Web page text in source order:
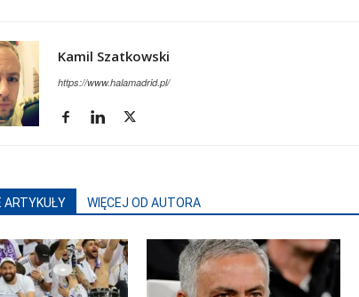
Kamil Szatkowski
https://www.halamadrid.pl/
ARTYKUŁY WIĘCEJ OD AUTORA